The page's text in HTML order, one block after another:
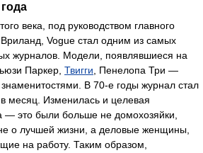
века, под руководством главного
Vogue стал одним из самых
журналов. Модели, появлявшиеся на
Паркер, Твигги , Пенелопа Три —
В 70-е годы журнал стал
месяц. Изменилась и целевая
— это были больше не домохозяйки,
о лучшей жизни, а деловые женщины,
на работу. Таким образом,